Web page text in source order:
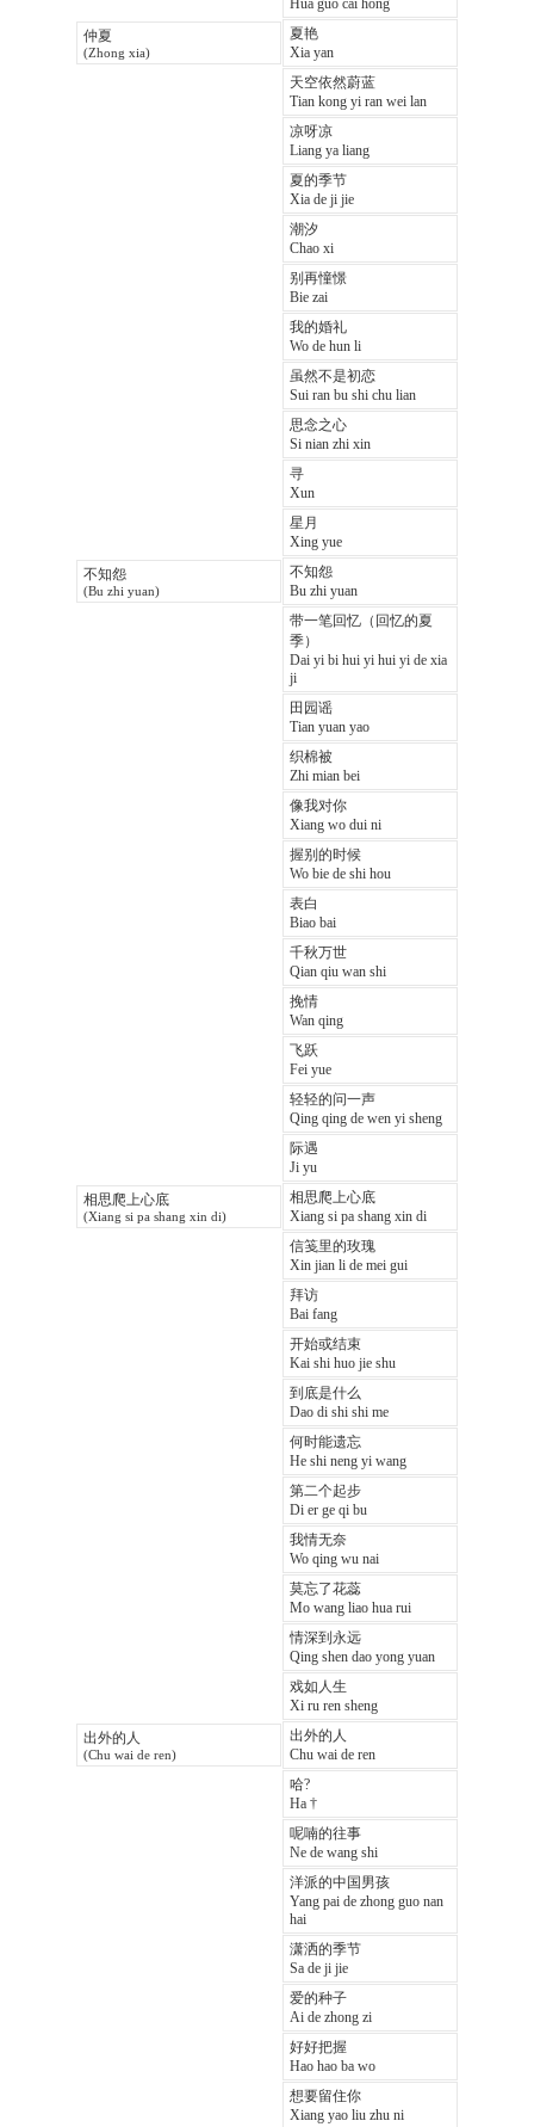
Hua guo cai hong
仲夏
(Zhong xia)
夏艳
Xia yan
天空依然蔚蓝
Tian kong yi ran wei lan
凉呀凉
Liang ya liang
夏的季节
Xia de ji jie
潮汐
Chao xi
别再憧憬
Bie zai
我的婚礼
Wo de hun li
虽然不是初恋
Sui ran bu shi chu lian
思念之心
Si nian zhi xin
寻
Xun
星月
Xing yue
不知怨
(Bu zhi yuan)
不知怨
Bu zhi yuan
带一笔回忆（回忆的夏
季）
Dai yi bi hui yi hui yi de xia
ji
田园谣
Tian yuan yao
织棉被
Zhi mian bei
像我对你
Xiang wo dui ni
握别的时候
Wo bie de shi hou
表白
Biao bai
千秋万世
Qian qiu wan shi
挽情
Wan qing
飞跃
Fei yue
轻轻的问一声
Qing qing de wen yi sheng
际遇
Ji yu
相思爬上心底
(Xiang si pa shang xin di)
相思爬上心底
Xiang si pa shang xin di
信笺里的玫瑰
Xin jian li de mei gui
拜访
Bai fang
开始或结束
Kai shi huo jie shu
到底是什么
Dao di shi shi me
何时能遗忘
He shi neng yi wang
第二个起步
Di er ge qi bu
我情无奈
Wo qing wu nai
莫忘了花蕊
Mo wang liao hua rui
情深到永远
Qing shen dao yong yuan
戏如人生
Xi ru ren sheng
出外的人
(Chu wai de ren)
出外的人
Chu wai de ren
哈?
Ha †
呢喃的往事
Ne de wang shi
洋派的中国男孩
Yang pai de zhong guo nan
hai
潇洒的季节
Sa de ji jie
爱的种子
Ai de zhong zi
好好把握
Hao hao ba wo
想要留住你
Xiang yao liu zhu ni